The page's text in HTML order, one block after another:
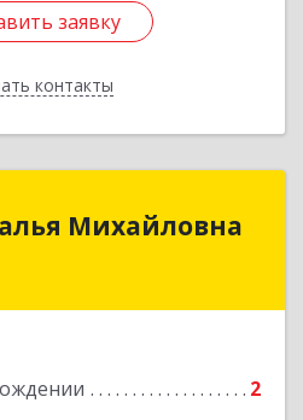
заявку
контакты
заявку
Назад
Михайловна
2
Михайловна